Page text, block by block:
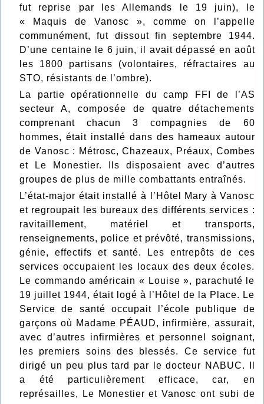
fut reprise par les Allemands le 19 juin), le
« Maquis de Vanosc », comme on l’appelle
communément, fut dissout fin septembre 1944.
D’une centaine le 6 juin, il avait dépassé en août
les 1800 partisans (volontaires, réfractaires au
STO, résistants de l’ombre).
La partie opérationnelle du camp FFI de l’AS
secteur A, composée de quatre détachements
comprenant chacun 3 compagnies de 60
hommes, était installé dans des hameaux autour
de Vanosc : Métrosc, Chazeaux, Préaux, Combes
et Le Monestier. Ils disposaient avec d’autres
groupes de plus de mille combattants entraînés.
L’état-major était installé à l’Hôtel Mary à Vanosc
et regroupait les bureaux des différents services :
ravitaillement, matériel et transports,
renseignements, police et prévôté, transmissions,
génie, effectifs et santé. Les entrepôts de ces
services occupaient les locaux des deux écoles.
Le commando américain « Louise », parachuté le
19 juillet 1944, était logé à l’Hôtel de la Place. Le
Service de santé occupait l’école publique de
garçons où Madame PÉAUD, infirmière, assurait,
avec d’autres infirmières et personnel soignant,
les premiers soins des blessés. Ce service fut
dirigé un peu plus tard par le docteur NABUC. Il
a été particulièrement efficace, car, en
représailles, Le Monestier et Vanosc ont subi de